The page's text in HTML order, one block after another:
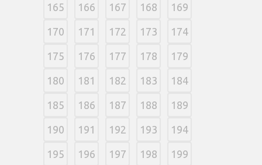
165 166 167 168 169
170 171 172 173 174
175 176 177 178 179
180 181 182 183 184
185 186 187 188 189
190 191 192 193 194
195 196 197 198 199